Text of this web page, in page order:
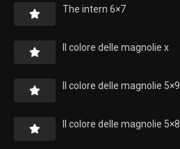
The intern 6×7
Il colore delle magnolie x
Il colore delle magnolie 5×9
Il colore delle magnolie 5×8